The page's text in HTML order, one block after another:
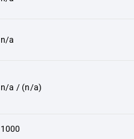
n/a
n/a / (n/a)
1000